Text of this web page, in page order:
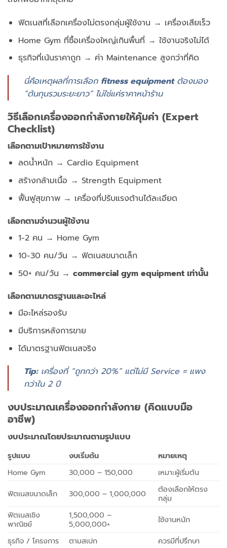
ฟิตเนสที่เลือกเครื่องไม่ตรงกลุ่มผู้ใช้งาน → เครื่องเสียเร็ว
Home Gym ที่ซื้อเครื่องใหญ่เกินพื้นที่ → ใช้งานจริงไม่ได้
ธุรกิจที่เน้นราคาถูก → ค่า Maintenance สูงกว่าที่คิด
นี่คือเหตุผลที่การเลือก fitness equipmentต้องมอง
“ต้นทุนรวมระยะยาว” ไม่ใช่แค่ราคาหน้าร้าน
วิธีเลือกเครื่องออกกำลังกายให้คุ้มค่า (Expert
Checklist)
เลือกตามเป้าหมายการใช้งาน
ลดน้ำหนัก → Cardio Equipment
สร้างกล้ามเนื้อ → Strength Equipment
ฟื้นฟูสุขภาพ → เครื่องที่ปรับแรงต้านได้ละเอียด
เลือกตามจำนวนผู้ใช้งาน
1-2 คน → Home Gym
10-30 คน/วัน → ฟิตเนสขนาดเล็ก
50+ คน/วัน → commercial gym equipment เท่านั้น
เลือกตามมาตรฐานและอะไหล่
มีอะไหล่รองรับ
มีบริการหลังการขาย
ได้มาตรฐานฟิตเนสจริง
Tip:เครื่องที่ “ถูกกว่า 20%” แต่ไม่มี Service = แพง
กว่าใน 2 ปี
งบประมาณเครื่องออกกำลังกาย (คิดแบบมือ
อาชีพ)
งบประมาณโดยประมาณตามรูปแบบ
รูปแบบ งบเริ่มต้น
หมายเหตุ
Home Gym
30,000 – 150,000
เหมาะผู้เริ่มต้น
ฟิตเนสขนาดเล็ก
300,000 – 1,000,000
ต้องเลือกให้ตรง
กลุ่ม
ฟิตเนสเชิง
พาณิชย์
1,500,000 –
5,000,000+
ใช้งานหนัก
ธุรกิจ / โครงการ
ตามสเปก ควรมีที่ปรึกษา